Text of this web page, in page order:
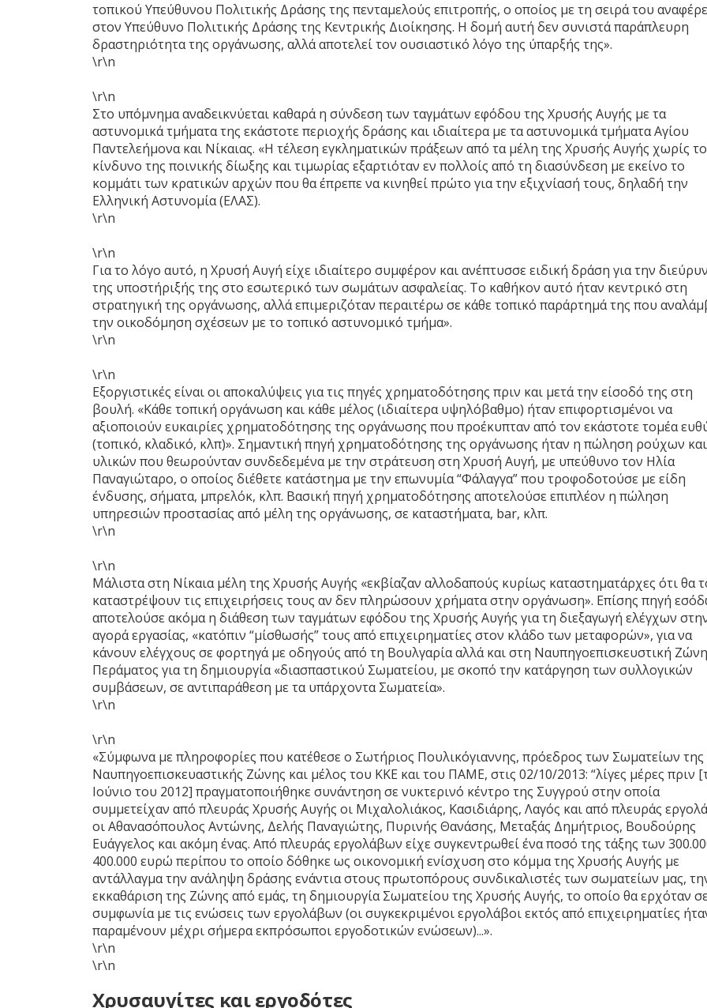
τοπικού Υπεύθυνου Πολιτικής Δράσης της πενταμελούς επιτροπής, ο οποίος με τη σειρά του
στον Υπεύθυνο Πολιτικής Δράσης της Κεντρικής Διοίκησης. Η δομή αυτή δεν συνιστά παράπλευρη
δραστηριότητα της οργάνωσης, αλλά αποτελεί τον ουσιαστικό λόγο της ύπαρξής της».
\r\n
\r\n
Στο υπόμνημα αναδεικνύεται καθαρά η σύνδεση των ταγμάτων εφόδου της Χρυσής Αυγής με τα
αστυνομικά τμήματα της εκάστοτε περιοχής δράσης και ιδιαίτερα με τα αστυνομικά τμήματα Αγίου
Παντελεήμονα και Νίκαιας. «Η τέλεση εγκληματικών πράξεων από τα μέλη της Χρυσής Αυγής χωρίς
κίνδυνο της ποινικής δίωξης και τιμωρίας εξαρτιόταν εν πολλοίς από τη διασύνδεση με εκείνο το
κομμάτι των κρατικών αρχών που θα έπρεπε να κινηθεί πρώτο για την εξιχνίασή τους, δηλαδή την
Ελληνική Αστυνομία (ΕΛΑΣ).
\r\n
\r\n
Για το λόγο αυτό, η Χρυσή Αυγή είχε ιδιαίτερο συμφέρον και ανέπτυσσε ειδική δράση για την
της υποστήριξής της στο εσωτερικό των σωμάτων ασφαλείας. Το καθήκον αυτό ήταν κεντρικό στη
στρατηγική της οργάνωσης, αλλά επιμεριζόταν περαιτέρω σε κάθε τοπικό παράρτημά της που
την οικοδόμηση σχέσεων με το τοπικό αστυνομικό τμήμα».
\r\n
\r\n
Εξοργιστικές είναι οι αποκαλύψεις για τις πηγές χρηματοδότησης πριν και μετά την είσοδό της στη
βουλή. «Κάθε τοπική οργάνωση και κάθε μέλος (ιδιαίτερα υψηλόβαθμο) ήταν επιφορτισμένοι να
αξιοποιούν ευκαιρίες χρηματοδότησης της οργάνωσης που προέκυπταν από τον εκάστοτε τομέα
(τοπικό, κλαδικό, κλπ)». Σημαντική πηγή χρηματοδότησης της οργάνωσης ήταν η πώληση ρούχων και
υλικών που θεωρούνταν συνδεδεμένα με την στράτευση στη Χρυσή Αυγή, με υπεύθυνο τον Ηλία
Παναγιώταρο, ο οποίος διέθετε κατάστημα με την επωνυμία “Φάλαγγα” που τροφοδοτούσε με είδη
ένδυσης, σήματα, μπρελόκ, κλπ. Βασική πηγή χρηματοδότησης αποτελούσε επιπλέον η πώληση
υπηρεσιών προστασίας από μέλη της οργάνωσης, σε καταστήματα, bar, κλπ.
\r\n
\r\n
Μάλιστα στη Νίκαια μέλη της Χρυσής Αυγής «εκβίαζαν αλλοδαπούς κυρίως καταστηματάρχες ότι θα
καταστρέψουν τις επιχειρήσεις τους αν δεν πληρώσουν χρήματα στην οργάνωση». Επίσης πηγή
αποτελούσε ακόμα η διάθεση των ταγμάτων εφόδου της Χρυσής Αυγής για τη διεξαγωγή ελέγχων
αγορά εργασίας, «κατόπιν “μίσθωσής” τους από επιχειρηματίες στον κλάδο των μεταφορών», για να
κάνουν ελέγχους σε φορτηγά με οδηγούς από τη Βουλγαρία αλλά και στη Ναυπηγοεπισκευστική Ζώνη
Περάματος για τη δημιουργία «διασπαστικού Σωματείου, με σκοπό την κατάργηση των συλλογικών
συμβάσεων, σε αντιπαράθεση με τα υπάρχοντα Σωματεία».
\r\n
\r\n
«Σύμφωνα με πληροφορίες που κατέθεσε ο Σωτήριος Πουλικόγιαννης, πρόεδρος των Σωματείων της
Ναυπηγοεπισκευαστικής Ζώνης και μέλος του ΚΚΕ και του ΠΑΜΕ, στις 02/10/2013: “λίγες μέρες πριν
Ιούνιο του 2012] πραγματοποιήθηκε συνάντηση σε νυκτερινό κέντρο της Συγγρού στην οποία
συμμετείχαν από πλευράς Χρυσής Αυγής οι Μιχαλολιάκος, Κασιδιάρης, Λαγός και από πλευράς
οι Αθανασόπουλος Αντώνης, Δελής Παναγιώτης, Πυρινής Θανάσης, Μεταξάς Δημήτριος, Βουδούρης
Ευάγγελος και ακόμη ένας. Από πλευράς εργολάβων είχε συγκεντρωθεί ένα ποσό της τάξης των
400.000 ευρώ περίπου το οποίο δόθηκε ως οικονομική ενίσχυση στο κόμμα της Χρυσής Αυγής με
αντάλλαγμα την ανάληψη δράσης ενάντια στους πρωτοπόρους συνδικαλιστές των σωματείων μας,
εκκαθάριση της Ζώνης από εμάς, τη δημιουργία Σωματείου της Χρυσής Αυγής, το οποίο θα ερχόταν
συμφωνία με τις ενώσεις των εργολάβων (οι συγκεκριμένοι εργολάβοι εκτός από επιχειρηματίες
παραμένουν μέχρι σήμερα εκπρόσωποι εργοδοτικών ενώσεων)...».
\r\n
\r\n
Xρυσαυγίτες και εργοδότες